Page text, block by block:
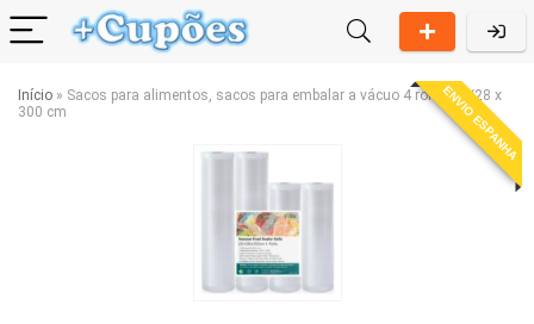
Início » Sacos para alimentos, sacos para embalar a vácuo 4 rolos 20/28 x
300 cm
ENVIO ESPANHA